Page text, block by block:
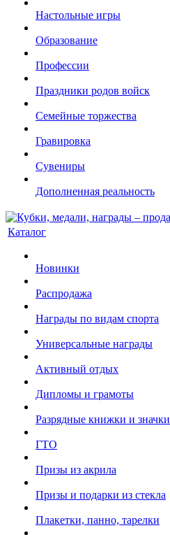
Настольные игры
Образование
Профессии
Праздники родов войск
Семейные торжества
Гравировка
Сувениры
Дополненная реальность
Каталог
Новинки
Распродажа
Награды по видам спорта
Универсальные награды
Активный отдых
Дипломы и грамоты
Разрядные книжки и значки
ГТО
Призы из акрила
Призы и подарки из стекла
Плакетки, панно, тарелки